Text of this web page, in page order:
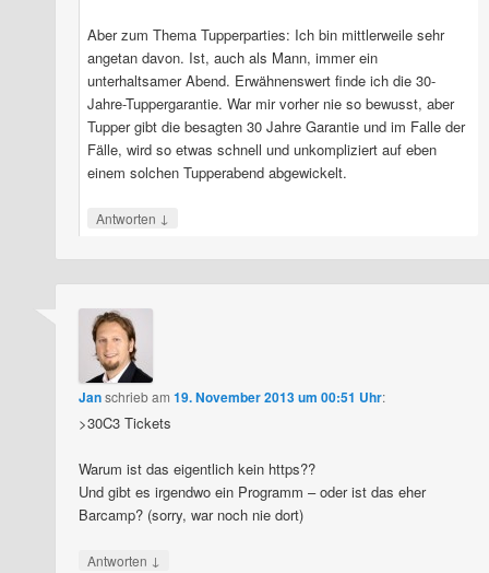
Aber zum Thema Tupperparties: Ich bin mittlerweile sehr
angetan davon. Ist, auch als Mann, immer ein
unterhaltsamer Abend. Erwähnenswert finde ich die 30-
Jahre-Tuppergarantie. War mir vorher nie so bewusst, aber
Tupper gibt die besagten 30 Jahre Garantie und im Falle der
Fälle, wird so etwas schnell und unkompliziert auf eben
einem solchen Tupperabend abgewickelt.
Antworten ↓
Janschriebam19. November 2013 um 00:51 Uhr:
>30C3 Tickets
Warum ist das eigentlich kein https??
Und gibt es irgendwo ein Programm – oder ist das eher
Barcamp? (sorry, war noch nie dort)
Antworten ↓